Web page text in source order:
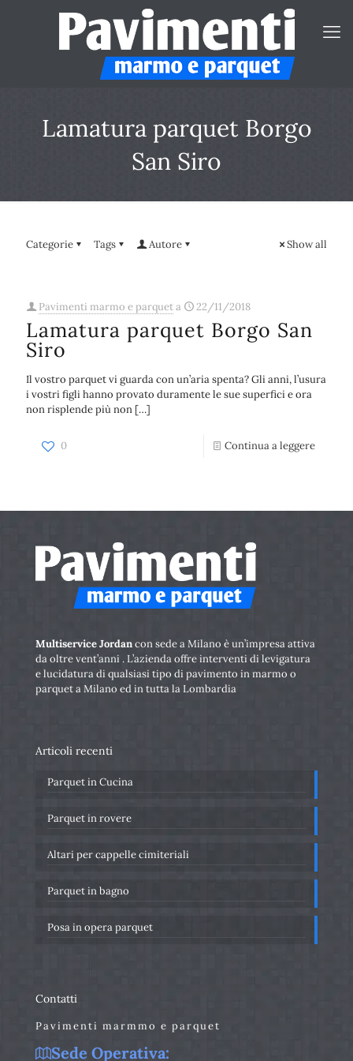
Lamatura parquet Borgo
San Siro
Categorie Tags Autore Show all
Pavimenti marmo e parqueta 22/11/2018
Lamatura parquet Borgo San
Siro
Il vostro parquet vi guarda con un’aria spenta? Gli anni, l’usura
i vostri figli hanno provato duramente le sue superfici e ora
non risplende più non […]
0 Continua a leggere
Multiservice Jordancon sede a Milano è un’impresa attiva
da oltre vent’anni . L’azienda offre interventi di levigatura
e lucidatura di qualsiasi tipo di pavimento in marmo o
parquet a Milano ed in tutta la Lombardia
Articoli recenti
Parquet in Cucina
Parquet in rovere
Altari per cappelle cimiteriali
Parquet in bagno
Posa in opera parquet
Contatti
Pavimenti marmmo e parquet
Sede Operativa: